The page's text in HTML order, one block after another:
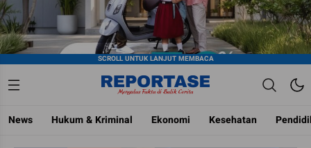
Reportase
Mengulas Fakta Di Balik Cerita
News Hukum & Kriminal Ekonomi Kesehatan